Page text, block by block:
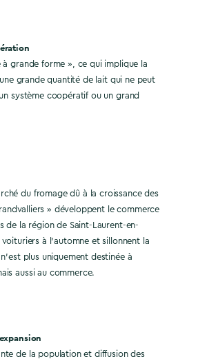
grande forme », ce qui implique la
grande quantité de lait qui ne peut
système coopératif ou un grand
du fromage dû à la croissance des
» développent le commerce
de la région de Saint-Laurent-en-
à l’automne et sillonnent la
plus uniquement destinée à
aussi au commerce.
de la population et diffusion des